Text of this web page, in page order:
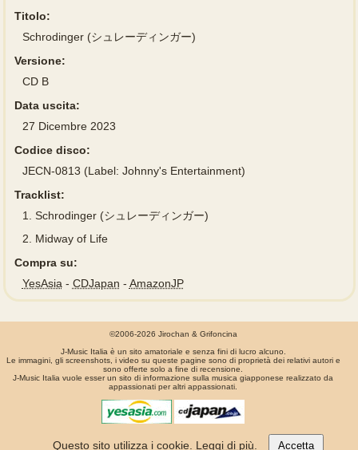
Questo sito utilizza i cookie. Leggi di più Accetta
Titolo:
Schrodinger (シュレーディンガー)
Versione:
CD B
Data uscita:
27 Dicembre 2023
Codice disco:
JECN-0813 (Label: Johnny's Entertainment)
Tracklist:
1.
Schrodinger (シュレーディンガー)
2.
Midway of Life
Compra su:
YesAsia - CDJapan - AmazonJP
©2006-2026 Jirochan & Grifoncina
J-Music Italia è un sito amatoriale e senza fini di lucro alcuno.
Le immagini, gli screenshots, i video su queste pagine sono di proprietà dei relativi autori e
sono offerte solo a fine di recensione.
J-Music Italia vuole esser un sito di informazione sulla musica giapponese realizzato da
appassionati per altri appassionati.